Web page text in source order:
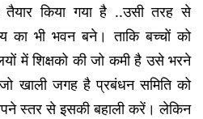
तैयार किया गया है ..उसी तरह से
का भी भवन बने। ताकि बच्चों को
में शिक्षको की जो कमी है उसे भरने
खाली जगह है प्रबंधन समिति को
स्तर से इसकी बहाली करें। लेकिन